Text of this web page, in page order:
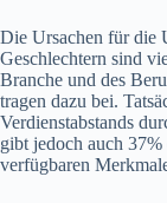
Die Ursachen für die
Geschlechtern sind
Branche und des
tragen dazu bei.
Verdienstabstands
gibt jedoch auch
verfügbaren